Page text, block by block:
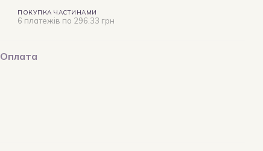
ПОКУПКА ЧАСТИНАМИ
6 платежів по 296.33 грн
Оплата